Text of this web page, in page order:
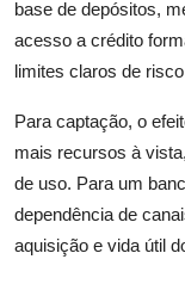
base de depósitos,
acesso a crédito
limites claros de
Para captação, o
mais recursos à
de uso. Para um
dependência de
aquisição e vida útil